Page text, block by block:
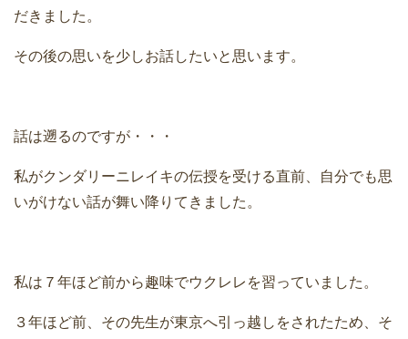
だきました。
その後の思いを少しお話したいと思います。
話は遡るのですが・・・
私がクンダリーニレイキの伝授を受ける直前、自分でも思
いがけない話が舞い降りてきました。
私は７年ほど前から趣味でウクレレを習っていました。
３年ほど前、その先生が東京へ引っ越しをされたため、そ